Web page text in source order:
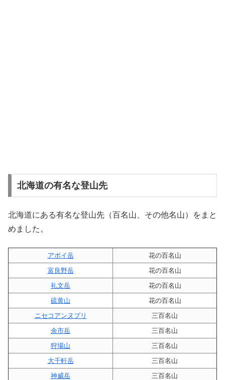
北海道の有名な登山先
北海道にある有名な登山先（百名山、その他名山）をまと
めました。
アポイ岳
花の百名山
富良野岳
花の百名山
礼文岳
花の百名山
硫黄山
花の百名山
ニセコアンヌプリ
三百名山
余市岳
三百名山
狩場山
三百名山
大千軒岳
三百名山
神威岳
三百名山